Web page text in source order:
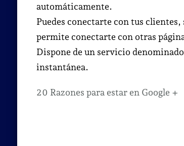
automáticamente.
Puedes conectarte con tus clientes,
permite conectarte con otras
Dispone de un servicio
instantánea.
20 Razones para estar en Google +